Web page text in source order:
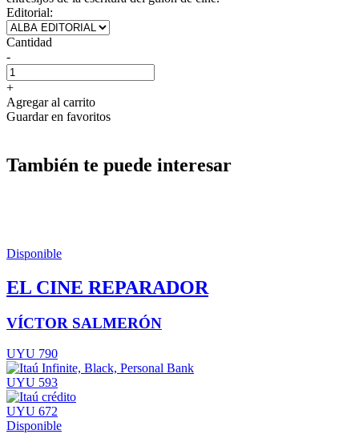
Editorial:
Cantidad
-
+
Agregar al carrito
Guardar en favoritos
También te puede interesar
Disponible
EL CINE REPARADOR
VÍCTOR SALMERÓN
UYU 790
UYU 593
UYU 672
Disponible